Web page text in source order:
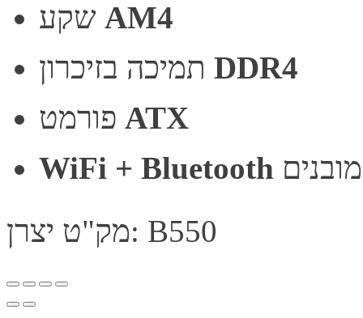
AM4
DDR4
ATX
WiFi + Bluetooth מובנים
מק"ט יצרן: B550